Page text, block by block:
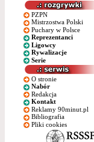
PZPN
Mistrzostwa Polski
Puchary w Polsce
Reprezentanci
Ligowcy
Rywalizacje
Serie
O stronie
Nabór
Redakcja
Kontakt
Reklamy 90minut.pl
Bibliografia
Pliki cookies